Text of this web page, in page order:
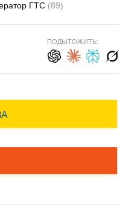
ГТС (89)
ПОДЫТОЖИТЬ: